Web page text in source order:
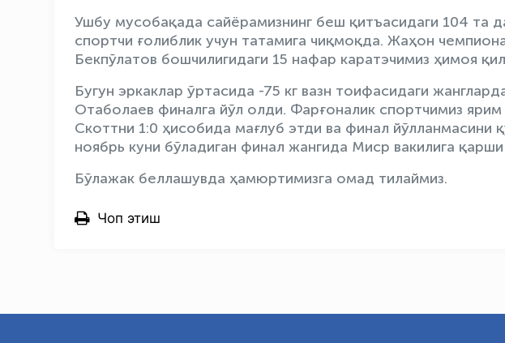
Ушбу мусобақада сайёрамизнинг беш қитъасидаги 104 та
спортчи ғолиблик учун татамига чиқмоқда. Жаҳон
Бекпўлатов бошчилигидаги 15 нафар каратэчимиз ҳимоя
Бугун эркаклар ўртасида -75 кг вазн тоифасидаги
Отаболаев финалга йўл олди. Фарғоналик спортчимиз
Скоттни 1:0 ҳисобида мағлуб этди ва финал йўлланмасини
ноябрь куни бўладиган финал жангида Миср вакилига
Бўлажак беллашувда ҳамюртимизга омад тилаймиз.
Чоп этиш